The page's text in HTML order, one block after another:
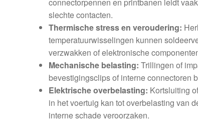
connectorpennen en printbanen leidt
slechte contacten.
Thermische stress en veroudering:
temperatuurwisselingen kunnen
verzwakken of elektronische
Mechanische belasting: Trillingen of
bevestigingsclips of interne connectoren
Elektrische overbelasting: Kortsluiting
in het voertuig kan tot overbelasting van
interne schade veroorzaken.